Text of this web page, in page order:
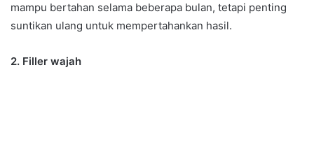
mampu bertahan selama beberapa bulan, tetapi penting
suntikan ulang untuk mempertahankan hasil.
2. Filler wajah